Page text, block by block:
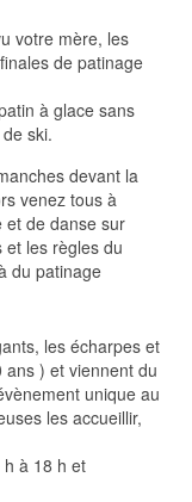
votre mère, les
de patinage
à glace sans
ski.
devant la
venez tous à
et de danse sur
et les règles du
du patinage
les écharpes et
) et viennent du
unique au
les accueillir,
à 18 h et